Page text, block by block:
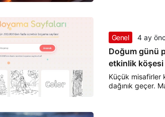
Genel 4 ay
Doğum günü
etkinlik
Küçük misafirler
dağınık geçer.